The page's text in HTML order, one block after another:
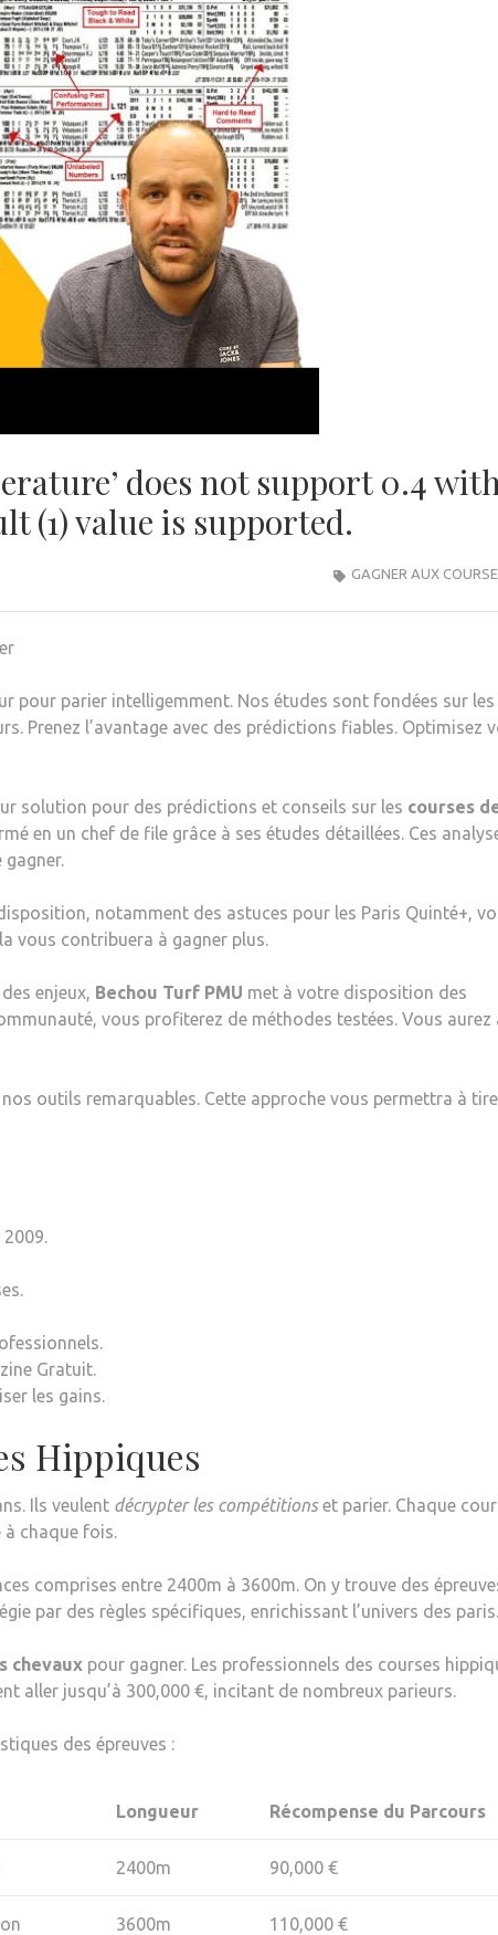
does not support 0.4
(1) value is supported.
GAGNER AUX
pour parier intelligemment. Nos études sont fondées sur les
Prenez l’avantage avec des prédictions fiables. Optimisez
solution pour des prédictions et conseils sur les courses
en un chef de file grâce à ses études détaillées. Ces
notamment des astuces pour les Paris Quinté+,
vous contribuera à gagner plus.
enjeux, Bechou Turf PMU met à votre disposition des
vous profiterez de méthodes testées. Vous aurez
outils remarquables. Cette approche vous permettra à
2009.
Gratuit.
les gains.
Hippiques
Ils veulent décrypter les compétitionset parier. Chaque
chaque fois.
comprises entre 2400m à 3600m. On y trouve des
par des règles spécifiques, enrichissant l’univers des paris.
chevaux pour gagner. Les professionnels des courses
aller jusqu’à 300,000 €, incitant de nombreux parieurs.
des épreuves :
Longueur Récompense du Parcours
2400m 90,000 €
3600m 110,000 €